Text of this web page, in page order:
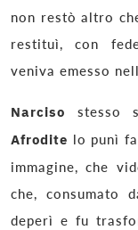
non restò altro
restituì, con
veniva emesso
Narciso stesso
Afrodite lo punì
immagine, che
che, consumato
deperì e fu